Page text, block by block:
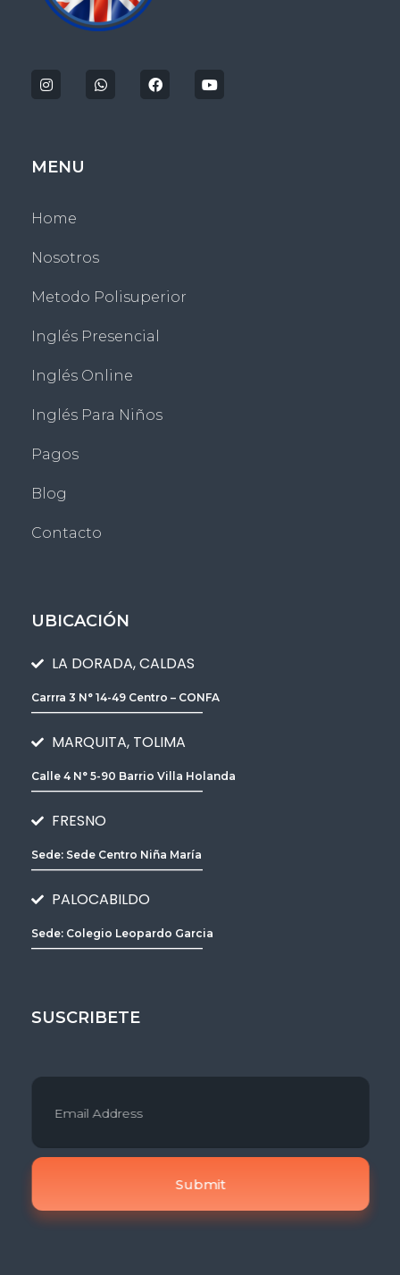
MENU
Home
Nosotros
Metodo Polisuperior
Inglés Presencial
Inglés Online
Inglés Para Niños
Pagos
Blog
Contacto
UBICACIÓN
LA DORADA, CALDAS
Carrra 3 N° 14-49 Centro – CONFA
MARQUITA, TOLIMA
Calle 4 N° 5-90 Barrio Villa Holanda
FRESNO
Sede: Sede Centro Niña María
PALOCABILDO
Sede: Colegio Leopardo Garcia
________________________________
SUSCRIBETE